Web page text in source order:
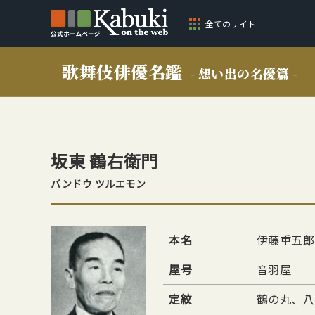
全てのサイト
歌舞伎俳優名鑑 - 想い出の名優篇 -
坂東 鶴右衛門
バンドウ ツルエモン
本名
伊藤重五郎
屋号
音羽屋
定紋
鶴の丸、